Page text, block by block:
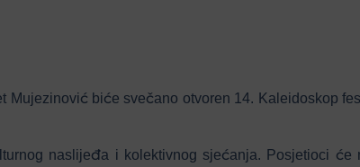
Mujezinović biće svečano otvoren 14. Kaleidoskop
naslijeđa i kolektivnog sjećanja. Posjetioci